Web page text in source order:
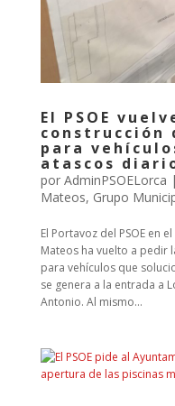
El PSOE
construcción
para
atascos
por AdminPSOELorca |
Mateos, Grupo
El Portavoz del PSOE en
Mateos ha vuelto a pedir
para vehículos que
se genera a la entrada a
Antonio. Al mismo...